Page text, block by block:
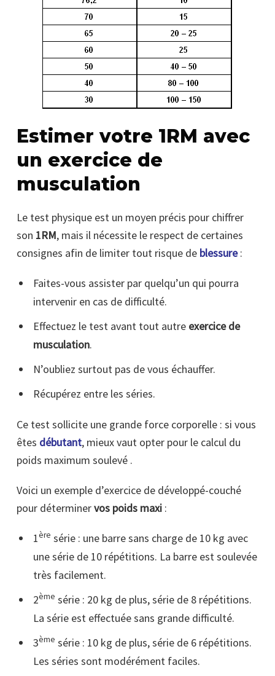
Estimer votre 1RM avec
un exercice de
musculation
Le test physique est un moyen précis pour chiffrer
son 1RM, mais il nécessite le respect de certaines
consignes afin de limiter tout risque de blessure:
Faites-vous assister par quelqu’un qui pourra
intervenir en cas de difficulté.
Effectuez le test avant tout autre exercice de
musculation.
N’oubliez surtout pas de vous échauffer.
Récupérez entre les séries.
Ce test sollicite une grande force corporelle : si vous
êtes débutant, mieux vaut opter pour le calcul du
poids maximum soulevé .
Voici un exemple d’exercice de développé-couché
pour déterminervos poids maxi :
1ère série : une barre sans charge de 10 kg avec
une série de 10 répétitions. La barre est soulevée
très facilement.
2ème série : 20 kg de plus, série de 8 répétitions.
La série est effectuée sans grande difficulté.
3ème série : 10 kg de plus, série de 6 répétitions.
Les séries sont modérément faciles.